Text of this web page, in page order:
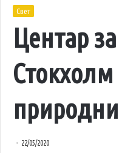
Свет
Центар
22/05/2020